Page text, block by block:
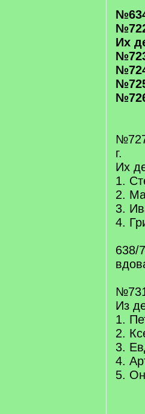
Их
г.
Их
1.
2.
3.
4.
638/
Из
1.
2.
3.
4.
5.